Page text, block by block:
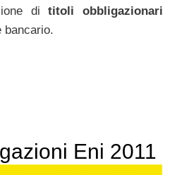
dititoli obbligazionari
bancario.
Eni 2011